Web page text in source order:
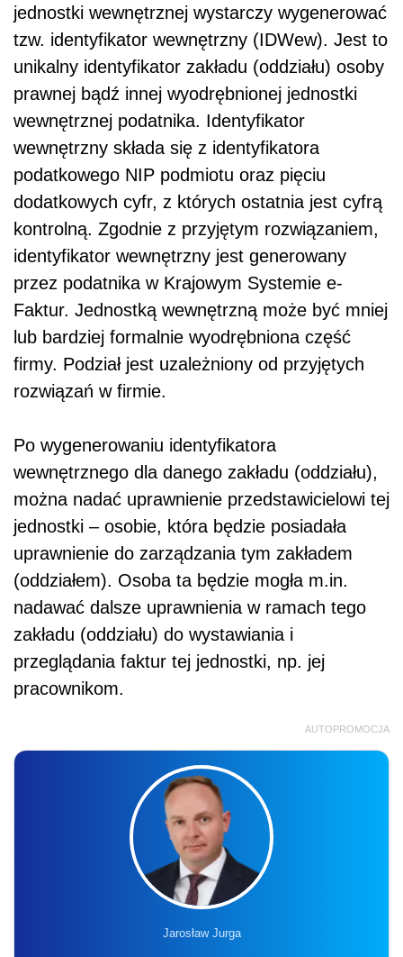
jednostki wewnętrznej wystarczy wygenerować
tzw. identyfikator wewnętrzny (IDWew). Jest to
unikalny identyfikator zakładu (oddziału) osoby
prawnej bądź innej wyodrębnionej jednostki
wewnętrznej podatnika. Identyfikator
wewnętrzny składa się z identyfikatora
podatkowego NIP podmiotu oraz pięciu
dodatkowych cyfr, z których ostatnia jest cyfrą
kontrolną. Zgodnie z przyjętym rozwiązaniem,
identyfikator wewnętrzny jest generowany
przez podatnika w Krajowym Systemie e-
Faktur. Jednostką wewnętrzną może być mniej
lub bardziej formalnie wyodrębniona część
firmy. Podział jest uzależniony od przyjętych
rozwiązań w firmie.
Po wygenerowaniu identyfikatora
wewnętrznego dla danego zakładu (oddziału),
można nadać uprawnienie przedstawicielowi tej
jednostki – osobie, która będzie posiadała
uprawnienie do zarządzania tym zakładem
(oddziałem). Osoba ta będzie mogła m.in.
nadawać dalsze uprawnienia w ramach tego
zakładu (oddziału) do wystawiania i
przeglądania faktur tej jednostki, np. jej
pracownikom.
AUTOPROMOCJA
Jarosław Jurga